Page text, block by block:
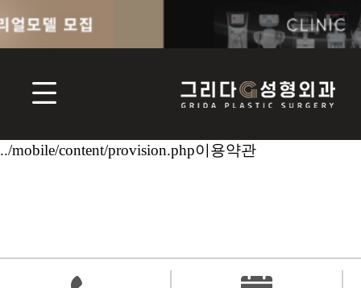
../mobile/content/provision.php이용약관